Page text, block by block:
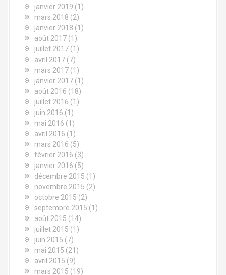
janvier 2019 (1)
mars 2018 (2)
janvier 2018 (1)
août 2017 (1)
juillet 2017 (1)
avril 2017 (7)
mars 2017 (1)
janvier 2017 (1)
août 2016 (18)
juillet 2016 (1)
juin 2016 (1)
mai 2016 (1)
avril 2016 (1)
mars 2016 (5)
février 2016 (3)
janvier 2016 (5)
décembre 2015 (1)
novembre 2015 (2)
octobre 2015 (2)
septembre 2015 (1)
août 2015 (14)
juillet 2015 (1)
juin 2015 (7)
mai 2015 (21)
avril 2015 (9)
mars 2015 (19)